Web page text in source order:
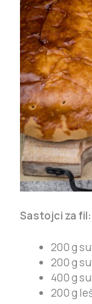
Sastojci za fil:
200 g
200 g
400 g
200 g